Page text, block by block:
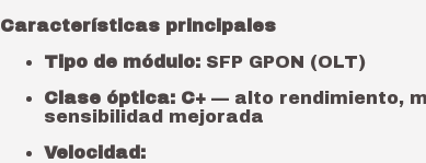
Características principales
Tipo de módulo: SFP GPON (OLT)
Clase óptica: C+ — alto rendimiento,
sensibilidad mejorada
Velocidad: